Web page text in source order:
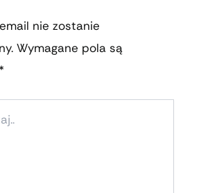
nie zostanie
Wymagane pola są
*